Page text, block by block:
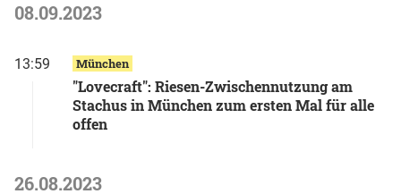
08.09.2023
13:59 München
"Lovecraft": Riesen-Zwischennutzung am
Stachus in München zum ersten Mal für alle
offen
26.08.2023